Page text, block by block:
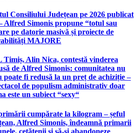
Consiliului Județean pe 2026 publicat
Alfred Simonis propune “totul sau
pe datorie masivă și proiecte de
MAJORE
Timiș, Alin Nica, contestă vinderea
de Alfred Simonis: comunitatea nu
poate fi redusă la un preț de achiziție –
de populism administrativ doar
este un subiect “sexy“
cumpărate la kilogram – șeful
Alfred Simonis, îndeamnă primarii
cetățenii și să-și abandoneze